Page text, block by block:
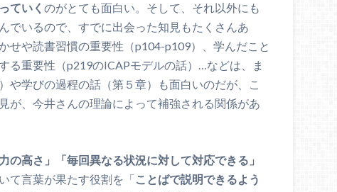
ていく のがとても面白い。そして、それ以外にも
でいるので、すでに出会った知見もたくさんあ
せや読書習慣の重要性（p104-p109）、学んだこと
る重要性（p219のICAPモデルの話）…などは、ま
や学びの過程の話（第５章）も面白いのだが、こ
が、今井さんの理論によって補強される関係があ
の高さ」「毎回異なる状況に対して対応できる」
て言葉が果たす役割を「ことばで説明できるよう